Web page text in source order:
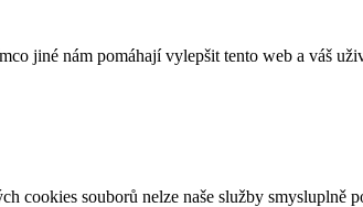
jiné nám pomáhají vylepšit tento web a váš
cookies souborů nelze naše služby smysluplně